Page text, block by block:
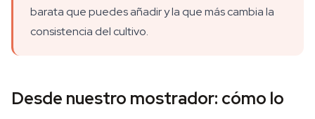
barata que puedes añadir y la que más cambia la
consistencia del cultivo.
Desde nuestro mostrador: cómo lo